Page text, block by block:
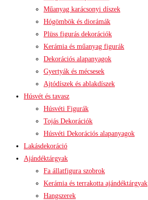
Műanyag karácsonyi díszek
Hógömbök és diorámák
Plüss figurás dekorációk
Kerámia és műanyag figurák
Dekorációs alapanyagok
Gyertyák és mécsesek
Ajtódíszek és ablakdíszek
Húsvét és tavasz
Húsvéti Figurák
Tojás Dekorációk
Húsvéti Dekorációs alapanyagok
Lakásdekoráció
Ajándéktárgyak
Fa állatfigura szobrok
Kerámia és terrakotta ajándéktárgyak
Hangszerek